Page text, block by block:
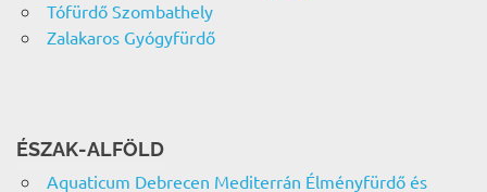
Tófürdő Szombathely
Zalakaros Gyógyfürdő
ÉSZAK-ALFÖLD
Aquaticum Debrecen Mediterrán Élményfürdő és